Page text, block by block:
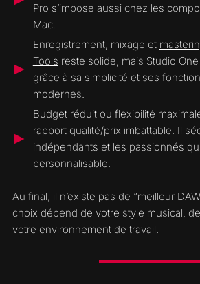
Pro s’impose aussi chez les
Mac.
Enregistrement, mixage et
Tools reste solide, mais Studio
grâce à sa simplicité et ses
modernes.
Budget réduit ou flexibilité
rapport qualité/prix imbattable. Il
indépendants et les passionnés
personnalisable.
Au final, il n’existe pas de “meilleur
choix dépend de votre style musical,
votre environnement de travail.